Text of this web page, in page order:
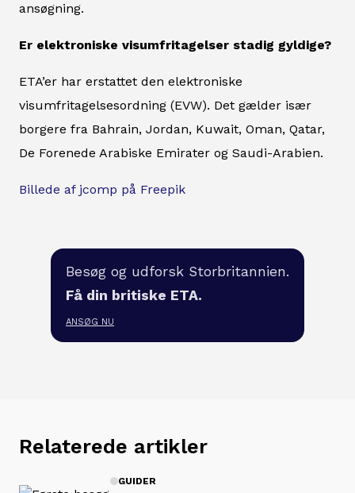
ansøgning.
Er elektroniske visumfritagelser stadig gyldige?
ETA’er har erstattet den elektroniske
visumfritagelsesordning (EVW). Det gælder især
borgere fra Bahrain, Jordan, Kuwait, Oman, Qatar,
De Forenede Arabiske Emirater og Saudi-Arabien.
Billede af jcomp på Freepik
Besøg og udforsk Storbritannien.
Få din britiske ETA.
ANSØG NU
Relaterede artikler
GUIDER